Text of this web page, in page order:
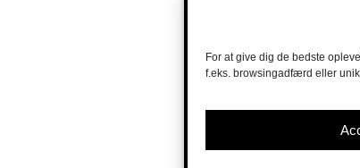
For at give dig de bedste
f.eks. browsingadfærd eller